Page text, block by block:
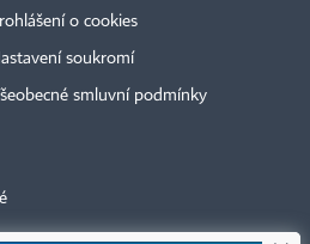
o cookies
soukromí
smluvní podmínky